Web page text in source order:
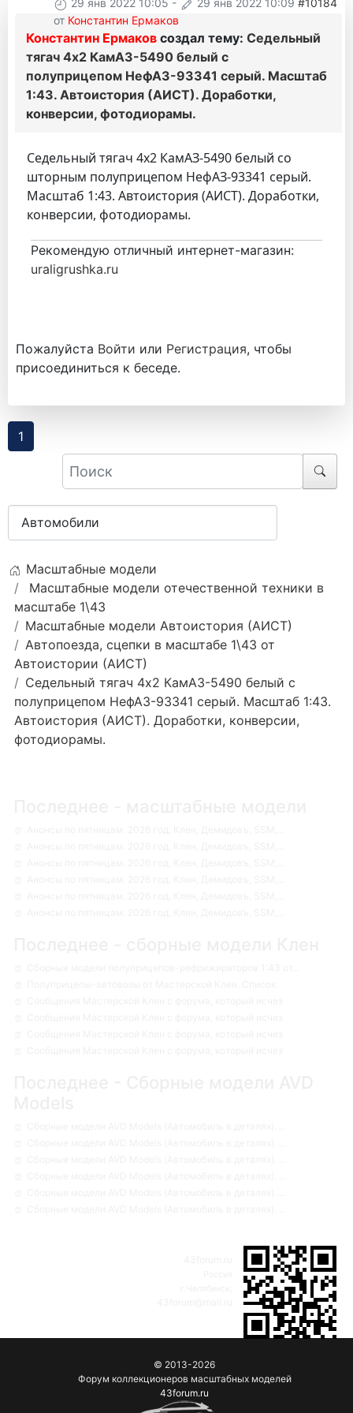
29 янв 2022 10:05 - 29 янв 2022 10:09 #10184
от Константин Ермаков
Константин Ермаков создал тему: Седельный
тягач 4х2 КамАЗ-5490 белый с
полуприцепом НефАЗ-93341 серый. Масштаб
1:43. Автоистория (АИСТ). Доработки,
конверсии, фотодиорамы.
Седельный тягач 4х2 КамАЗ-5490 белый со
шторным полуприцепом НефАЗ-93341 серый.
Масштаб 1:43. Автоистория (АИСТ). Доработки,
конверсии, фотодиорамы.
Рекомендую отличный интернет-магазин:
uraligrushka.ru
Пожалуйста Войти или Регистрация, чтобы
присоединиться к беседе.
1
Масштабные модели
Масштабные модели отечественной техники в
масштабе 1\43
Масштабные модели Автоистория (АИСТ)
Автопоезда, сцепки в масштабе 1\43 от
Автоистории (АИСТ)
Седельный тягач 4х2 КамАЗ-5490 белый с
полуприцепом НефАЗ-93341 серый. Масштаб 1:43.
Автоистория (АИСТ). Доработки, конверсии,
фотодиорамы.
© 2013-2026
Форум коллекционеров масштабных моделей
43forum.ru